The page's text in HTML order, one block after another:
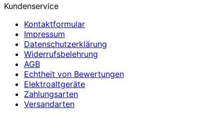
Kundenservice
Kontaktformular
Impressum
Datenschutzerklärung
Widerrufsbelehrung
AGB
Echtheit von Bewertungen
Elektroaltgeräte
Zahlungsarten
Versandarten